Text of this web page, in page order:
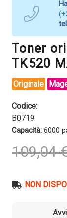
Toner
TK520
Originale
Codice:
B0719
Capacità: 6000
109,04
NON